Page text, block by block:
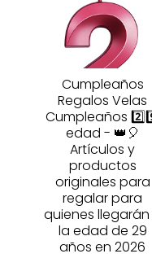
Cumpleaños
Regalos Velas
Cumpleaños
edad - 👑🎈
Artículos y
productos
originales para
regalar para
quienes
la edad de 29
años en 2026